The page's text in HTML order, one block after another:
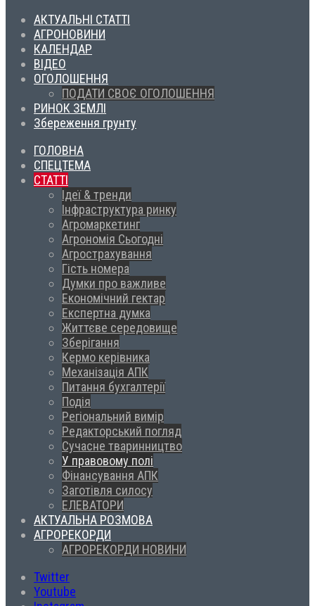
АКТУАЛЬНІ СТАТТІ
АГРОНОВИНИ
КАЛЕНДАР
ВІДЕО
ОГОЛОШЕННЯ
ПОДАТИ СВОЄ ОГОЛОШЕННЯ
РИНОК ЗЕМЛІ
Збереження грунту
ГОЛОВНА
СПЕЦТЕМА
СТАТТІ
Ідеї & тренди
Інфраструктура ринку
Агромаркетинг
Агрономія Сьогодні
Агрострахування
Гість номера
Думки про важливе
Економічний гектар
Експертна думка
Життєве середовище
Зберігання
Кермо керівника
Механізація АПК
Питання бухгалтерії
Подія
Регіональний вимір
Редакторський погляд
Сучасне тваринництво
У правовому полі
Фінансування АПК
Заготівля силосу
ЕЛЕВАТОРИ
АКТУАЛЬНА РОЗМОВА
АГРОРЕКОРДИ
АГРОРЕКОРДИ НОВИНИ
Twitter
Youtube